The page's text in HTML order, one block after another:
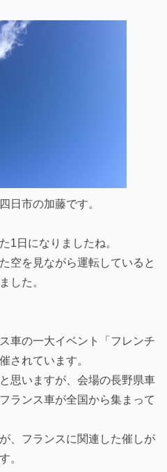
日市の加藤です。
1日になりましたね。
空を見ながら運転していると
した。
車の一大イベント「フレンチ
されています。
思いますが、会場の長野県車
ランス車が全国から集まって
、フランスに関連した催しが
。